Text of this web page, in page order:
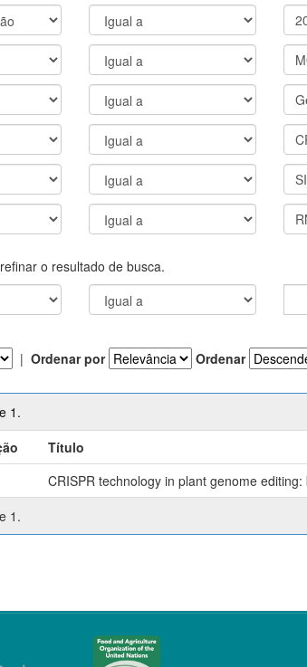
o resultado de busca.
| Ordenar por Ordenar
1.
Título
CRISPR technology in plant genome
1.